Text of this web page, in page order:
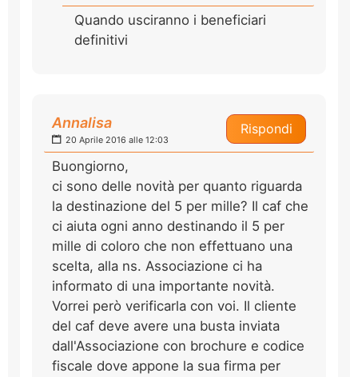
Quando usciranno i beneficiari
definitivi
Rispondi
Annalisa
20 Aprile 2016 alle 12:03
Buongiorno,
ci sono delle novità per quanto riguarda
la destinazione del 5 per mille? Il caf che
ci aiuta ogni anno destinando il 5 per
mille di coloro che non effettuano una
scelta, alla ns. Associazione ci ha
informato di una importante novità.
Vorrei però verificarla con voi. Il cliente
del caf deve avere una busta inviata
dall'Associazione con brochure e codice
fiscale dove appone la sua firma per